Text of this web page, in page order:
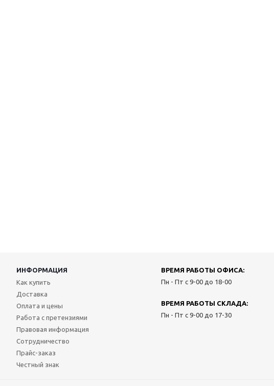
ИНФОРМАЦИЯ
Как купить
Доставка
Оплата и цены
Работа с претензиями
Правовая информация
Сотрудничество
Прайс-заказ
Честный знак
ВРЕМЯ РАБОТЫ ОФИСА:
Пн - Пт с 9-00 до 18-00
ВРЕМЯ РАБОТЫ СКЛАДА:
Пн - Пт с 9-00 до 17-30